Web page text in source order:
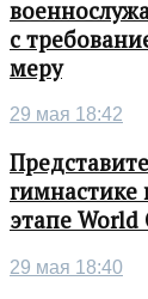
с
меру
29 мая 18:42
гимнастике
этапе World
29 мая 18:40